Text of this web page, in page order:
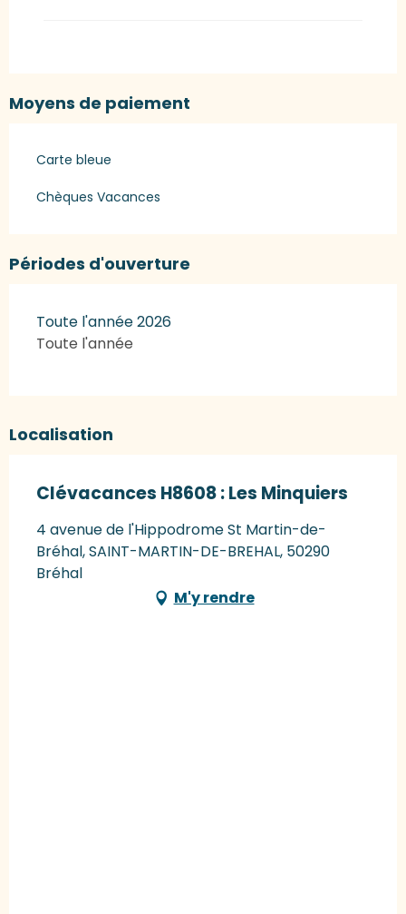
Moyens de paiement
Carte bleue
Chèques Vacances
Périodes d'ouverture
Toute l'année 2026
Toute l'année
Localisation
Clévacances H8608 : Les Minquiers
4 avenue de l'Hippodrome St Martin-de-
Bréhal, SAINT-MARTIN-DE-BREHAL, 50290
Bréhal
M'y rendre